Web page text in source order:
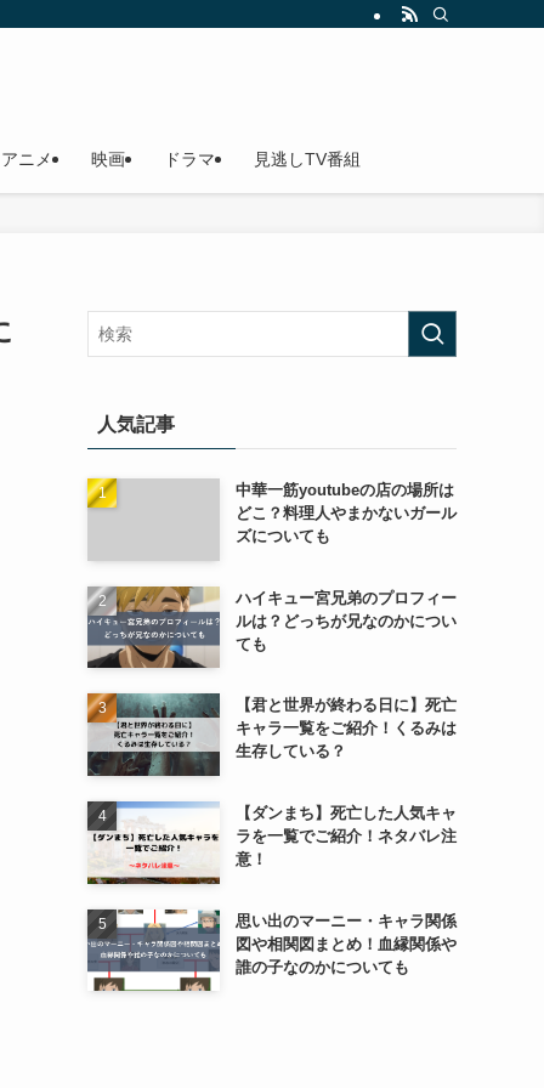
アニメ 映画 ドラマ 見逃しTV番組
人気記事
中華一筋youtubeの店の場所は
どこ？料理人やまかないガール
ズについても
ハイキュー宮兄弟のプロフィー
ルは？どっちが兄なのかについ
ても
【君と世界が終わる日に】死亡
キャラ一覧をご紹介！くるみは
生存している？
【ダンまち】死亡した人気キャ
ラを一覧でご紹介！ネタバレ注
意！
思い出のマーニー・キャラ関係
図や相関図まとめ！血縁関係や
誰の子なのかについても